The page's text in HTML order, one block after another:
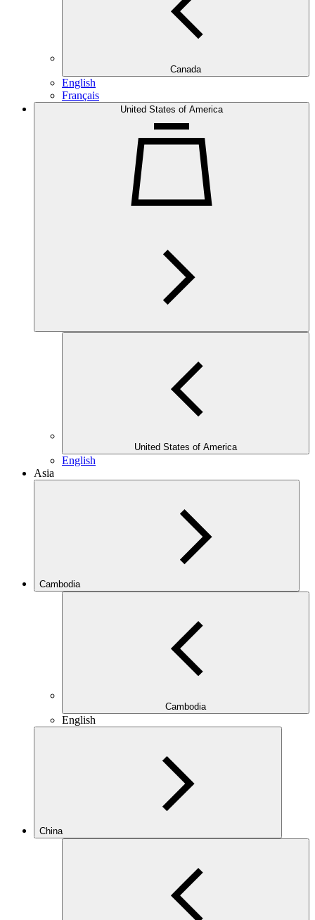
Canada
English
Français
United States of America
United States of America
English
Asia
Cambodia
Cambodia
English
China